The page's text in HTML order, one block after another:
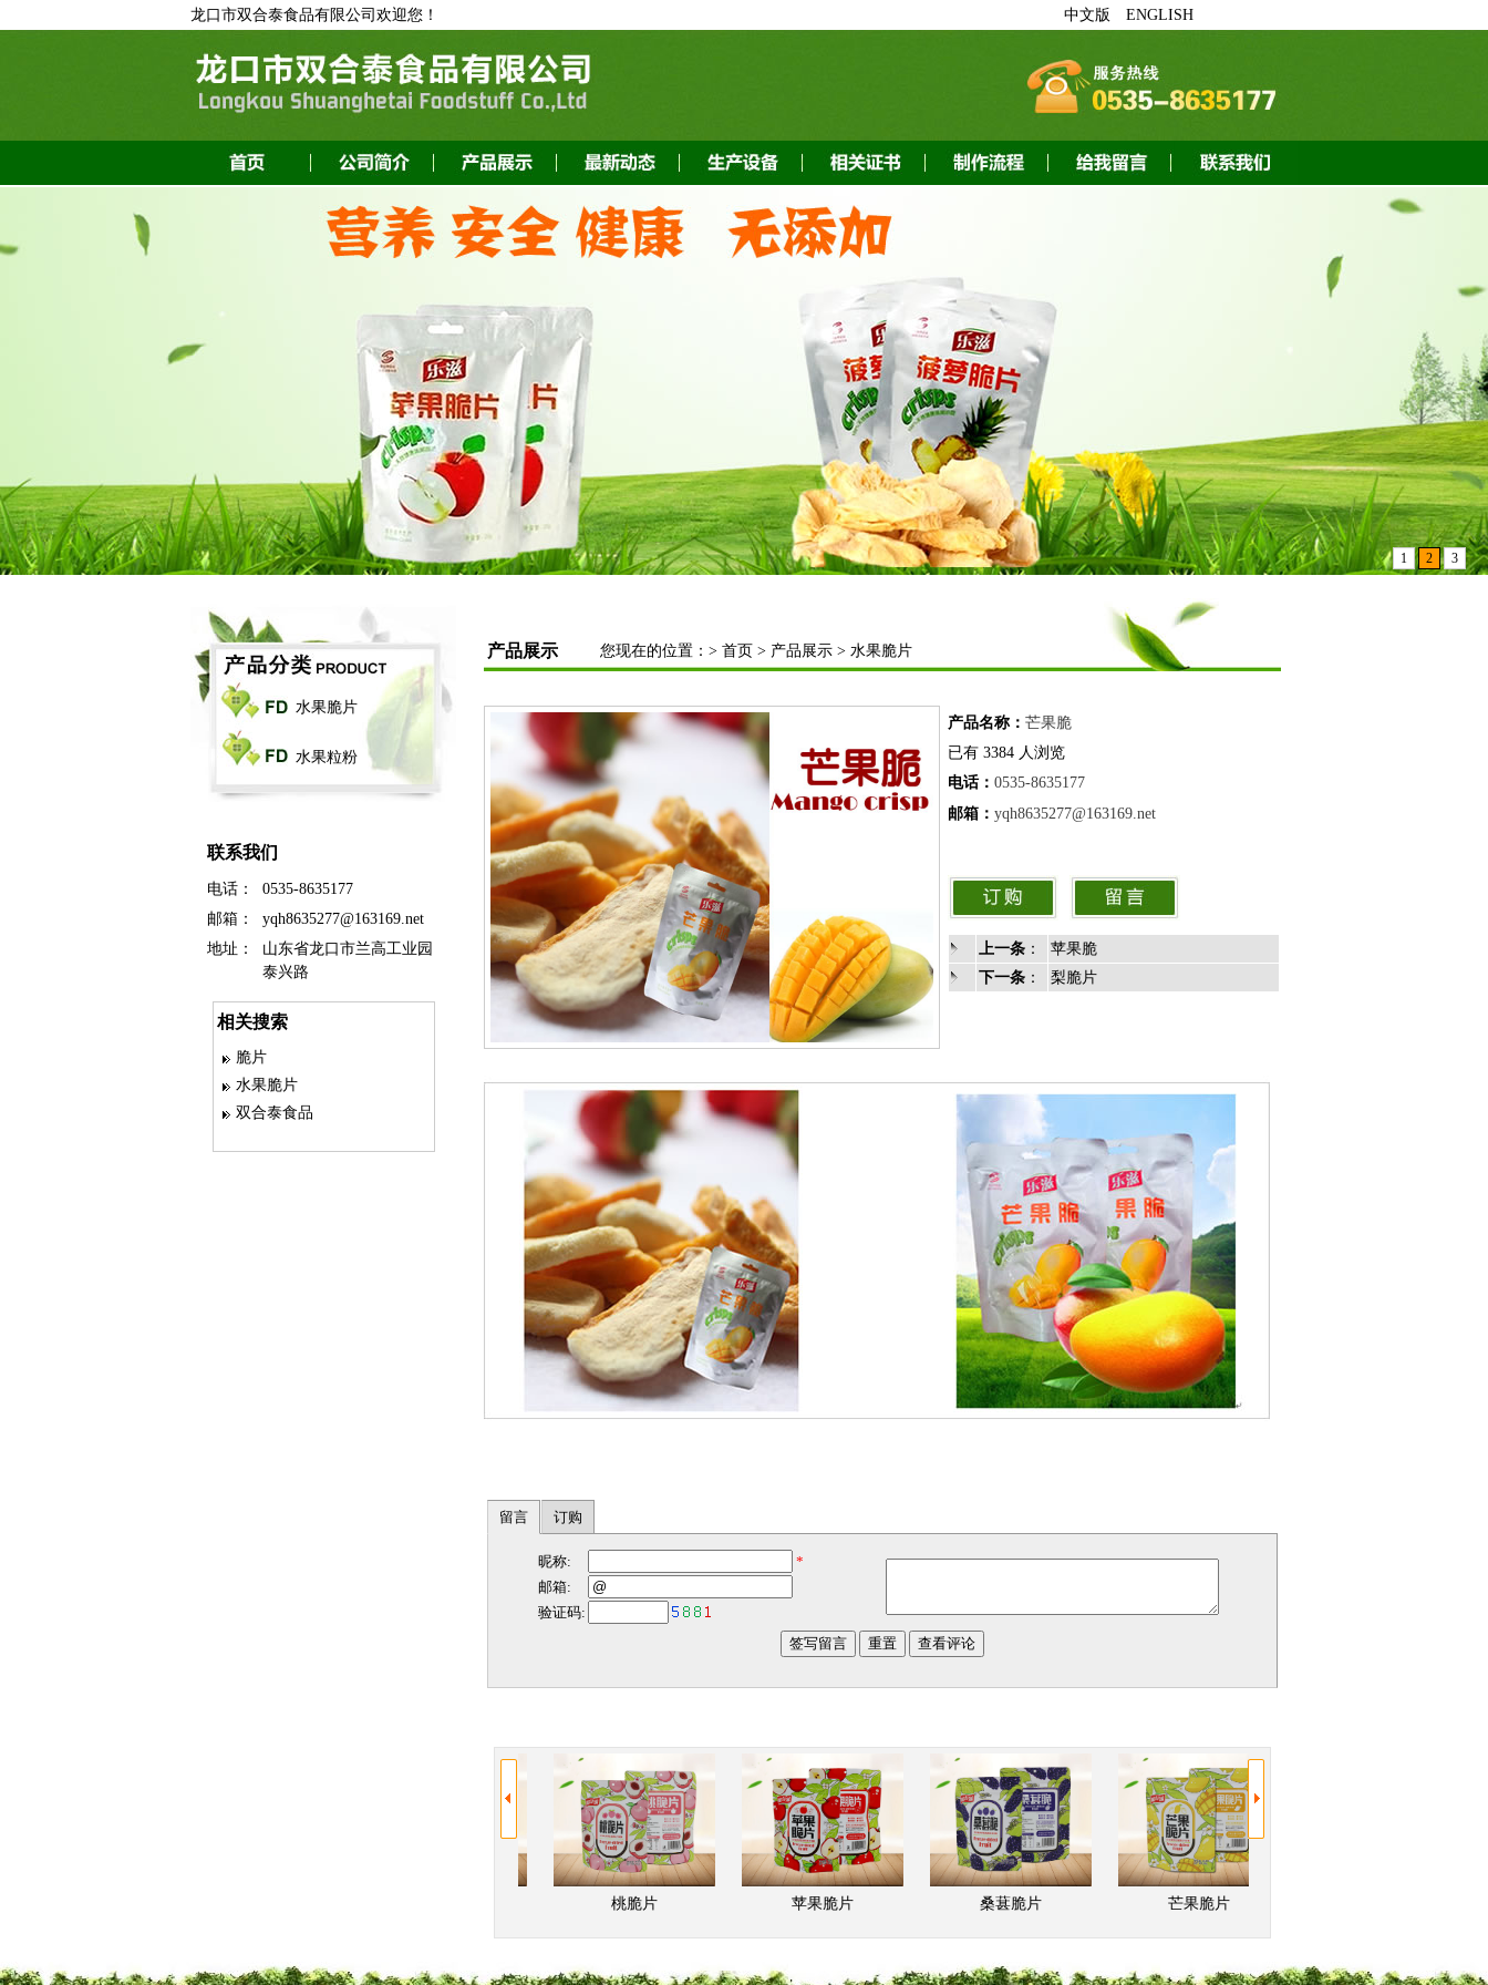
龙口市双合泰食品有限公司欢迎您！ 中文版 ENGLISH
1 2 3
水果脆片
水果粒粉
联系我们
电话：
0535-8635177
邮箱：
yqh8635277@163169.net
地址：
山东省龙口市兰高工业园
泰兴路
相关搜索
脆片
水果脆片
双合泰食品
产品展示 您现在的位置：> 首页 > 产品展示 > 水果脆片
产品名称： 芒果脆
已有 3384 人浏览
电话： 0535-8635177
邮箱： yqh8635277@163169.net
上一条：
苹果脆
下一条： 梨脆片
留言 订购
桃脆片 苹果脆片 桑葚脆片 芒果脆片